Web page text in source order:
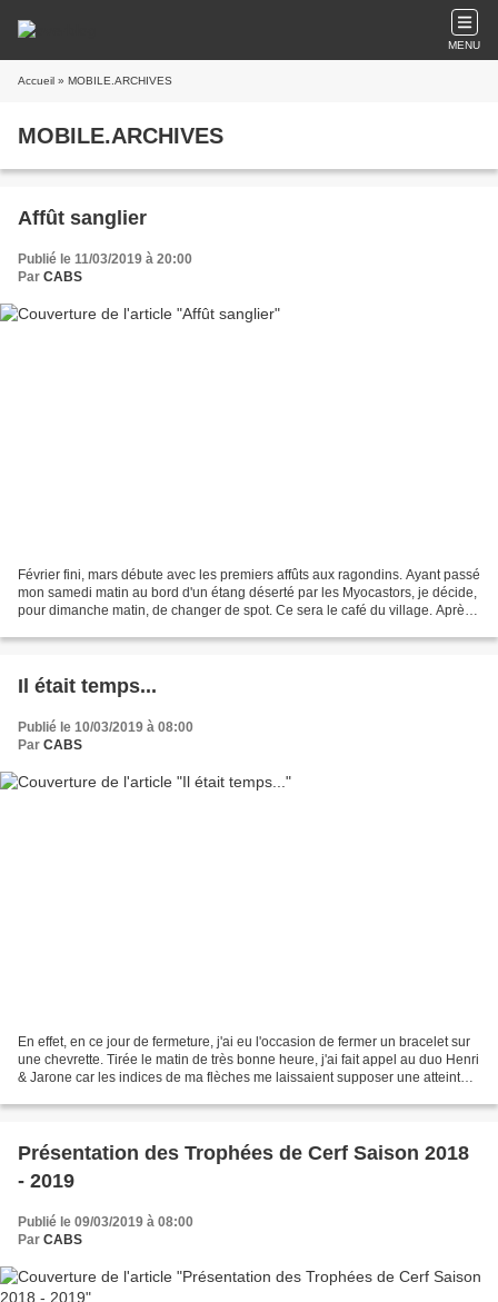
MENU
Accueil » MOBILE.ARCHIVES
MOBILE.ARCHIVES
Affût sanglier
Publié le 11/03/2019 à 20:00
Par CABS
Février fini, mars débute avec les premiers affûts aux ragondins. Ayant passé
mon samedi matin au bord d'un étang déserté par les Myocastors, je décide,
pour dimanche matin, de changer de spot. Ce sera le café du village. Après
Il était temps...
Publié le 10/03/2019 à 08:00
Par CABS
En effet, en ce jour de fermeture, j'ai eu l'occasion de fermer un bracelet sur
une chevrette. Tirée le matin de très bonne heure, j'ai fait appel au duo Henri
& Jarone car les indices de ma flèches me laissaient supposer une atteinte
Présentation des Trophées de Cerf Saison 2018
- 2019
Publié le 09/03/2019 à 08:00
Par CABS